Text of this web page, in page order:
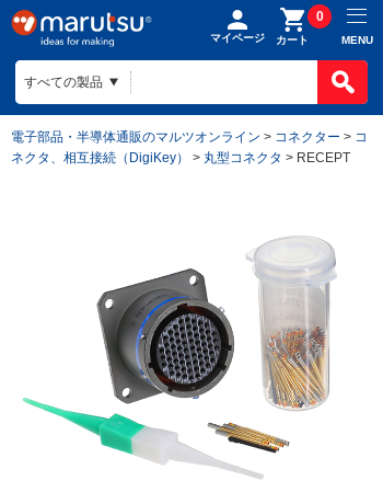
マイページ カート
0
MENU
電子部品・半導体通販のマルツオンライン > コネクター > コ
ネクタ、相互接続（DigiKey）
> 丸型コネクタ > RECEPT